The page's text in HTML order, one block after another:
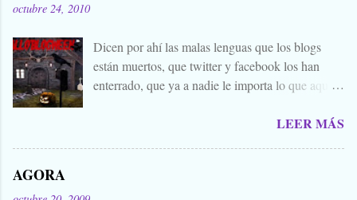
octubre 24, 2010
Dicen por ahí las malas lenguas que los blogs
están muertos, que twitter y facebook los han
enterrado, que ya a nadie le importa lo que aquí
levantar nuestros blogs, sean vivos, muertos, o
LEER MÁS
AGORA